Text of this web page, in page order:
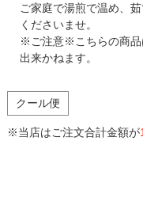
ご家庭で湯煎で温め、
くださいませ。
※ご注意※こちらの商品
出来かねます。
クール便
※当店はご注文合計金額が